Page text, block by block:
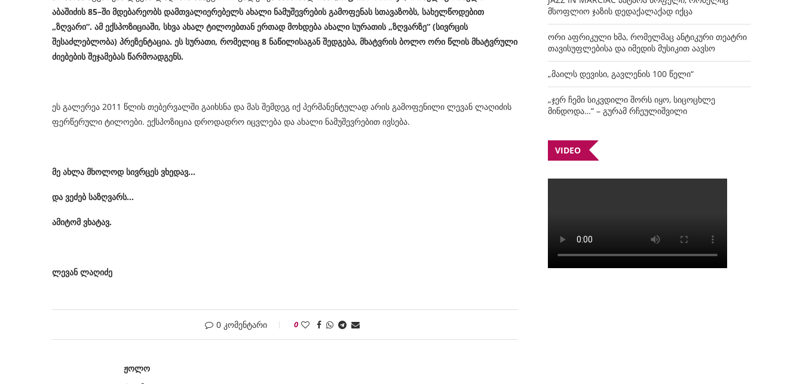
აბაშიძის 85–ში მდებარეობს დამთვალიერებელს ახალი ნამუშევრების გამოფენას სთავაზობს, სახელწოდებით
„ზღვარი“. ამ ექსპოზიციაში, სხვა ახალ ტილოებთან ერთად მოხდება ახალი სურათის„ზღვარზე“ (სივრცის
შესაძლებლობა) პრეზენტაცია. ეს სურათი, რომელიც 8 ნაწილისაგან შედგება, მხატვრის ბოლო ორი წლის მხატვრული
ძიებების შეჯამებას წარმოადგენს.
ეს გალერეა 2011 წლის თებერვალში გაიხსნა და მას შემდეგ იქ პერმანენტულად არის გამოფენილი ლევან ლაღიძის
ფერწერული ტილოები. ექსპოზიცია დროდადრო იცვლება და ახალი ნამუშევრებით ივსება.
მე ახლა მხოლოდ სივრცეს ვხედავ…
და ვეძებ საზღვარს…
ამიტომ ვხატავ.
ლევან ლაღიძე
0 კომენტარი 0
ᲟᲝᲚᲝ
მსოფლიო ჯაზის დედაქალაქად იქცა
ორი აფრიკული ხმა, რომელმაც ანტიკური თეატრი
თავისუფლებისა და იმედის მუსიკით აავსო
„მაილს დევისი, გავლენის 100 წელი“
„ჯერ ჩემი სიკვდილი შორს იყო, სიცოცხლე
მინდოდა…“ – გურამ რჩეულიშვილი
VIDEO